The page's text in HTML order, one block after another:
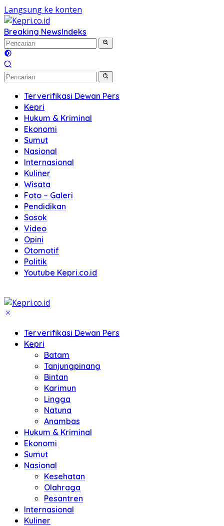
Langsung ke konten
Breaking NewsIndeks
Terverifikasi Dewan Pers
Kepri
Hukum & Kriminal
Ekonomi
Sumut
Nasional
Internasional
Kuliner
Wisata
Foto – Galeri
Pendidikan
Sosok
Video
Opini
Otomotif
Politik
Youtube Kepri.co.id
Terverifikasi Dewan Pers
Kepri
Batam
Tanjungpinang
Bintan
Karimun
Lingga
Natuna
Anambas
Hukum & Kriminal
Ekonomi
Sumut
Nasional
Kesehatan
Olahraga
Pesantren
Internasional
Kuliner